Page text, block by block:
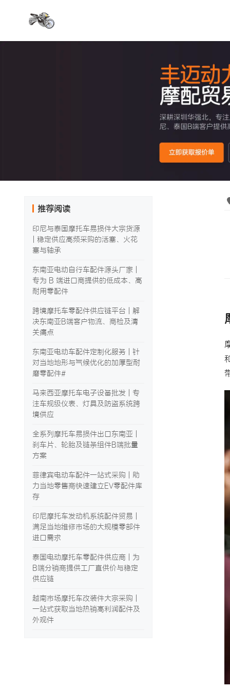
推荐阅读
印尼与泰国摩托车易损件大宗货源
| 稳定供应高频采购的活塞、火花
塞与轴承
东南亚电动自行车配件源头厂家 |
专为 B 端进口商提供的低成本、高
耐用零配件
跨境摩托车零配件供应链平台 | 解
决东南亚B端客户物流、商检及清
关痛点
东南亚电动车配件定制化服务 | 针
对当地地形与气候优化的加厚型耐
磨零配件#
马来西亚摩托车电子设备批发 | 专
注车规级仪表、灯具及防盗系统跨
境供应
全系列摩托车易损件出口东南亚 |
刹车片、轮胎及链条组件B端批量
方案
菲律宾电动车配件一站式采购 | 助
力当地零售商快速建立EV零配件库
存
印尼摩托车发动机系统配件贸易 |
满足当地维修市场的大规模零部件
进口需求
泰国电动摩托车零配件供应商 | 为
B端分销商提供工厂直供价与稳定
供应链
越南市场摩托车改装件大宗采购 |
一站式获取当地热销高利润配件及
外观件